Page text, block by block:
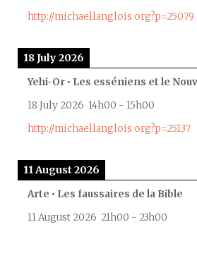
http://michaellanglois.org?p=25079
18 July 2026
Yehi-Or • Les esséniens et le
18 July 2026 14h00 - 15h00
http://michaellanglois.org?p=25137
11 August 2026
Arte • Les faussaires de la Bible
11 August 2026 21h00 - 23h00